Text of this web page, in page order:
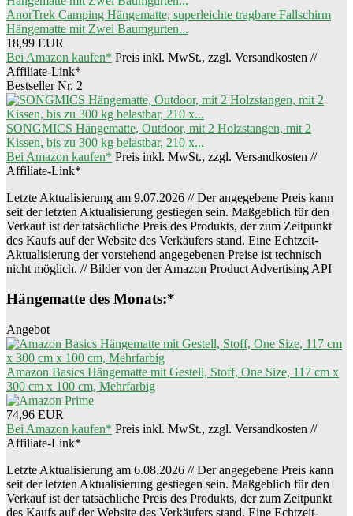
AnorTrek Camping Hängematte, superleichte tragbare Fallschirm
Hängematte mit Zwei Baumgurten...
18,99 EUR
Bei Amazon kaufen* Preis inkl. MwSt., zzgl. Versandkosten //
Affiliate-Link*
Bestseller Nr. 2
SONGMICS Hängematte, Outdoor, mit 2 Holzstangen, mit 2
Kissen, bis zu 300 kg belastbar, 210 x...
Bei Amazon kaufen* Preis inkl. MwSt., zzgl. Versandkosten //
Affiliate-Link*
Letzte Aktualisierung am 9.07.2026 // Der angegebene Preis kann
seit der letzten Aktualisierung gestiegen sein. Maßgeblich für den
Verkauf ist der tatsächliche Preis des Produkts, der zum Zeitpunkt
des Kaufs auf der Website des Verkäufers stand. Eine Echtzeit-
Aktualisierung der vorstehend angegebenen Preise ist technisch
nicht möglich. // Bilder von der Amazon Product Advertising API
Hängematte des Monats:*
Angebot
Amazon Basics Hängematte mit Gestell, Stoff, One Size, 117 cm x
300 cm x 100 cm, Mehrfarbig
74,96 EUR
Bei Amazon kaufen* Preis inkl. MwSt., zzgl. Versandkosten //
Affiliate-Link*
Letzte Aktualisierung am 6.08.2026 // Der angegebene Preis kann
seit der letzten Aktualisierung gestiegen sein. Maßgeblich für den
Verkauf ist der tatsächliche Preis des Produkts, der zum Zeitpunkt
des Kaufs auf der Website des Verkäufers stand. Eine Echtzeit-